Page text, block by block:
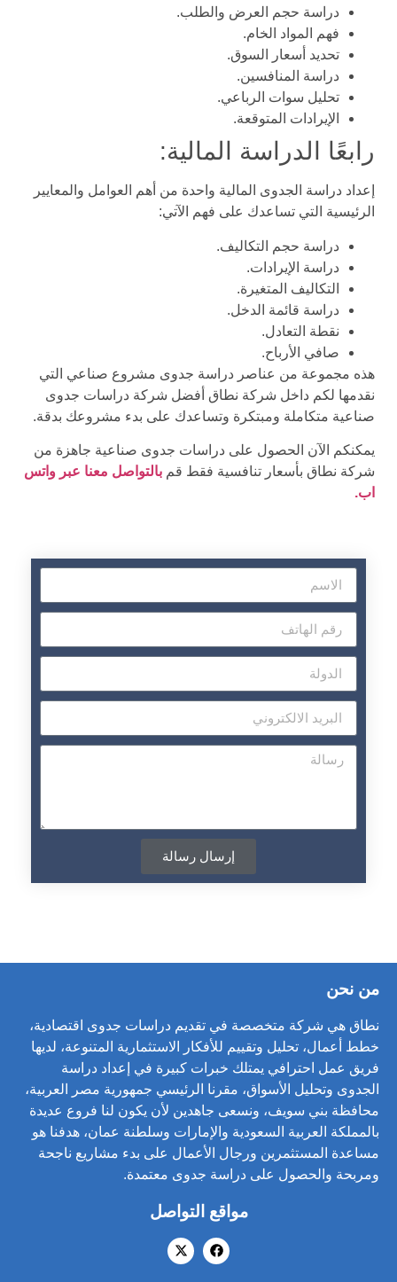
دراسة حجم العرض والطلب.
فهم المواد الخام.
تحديد أسعار السوق.
دراسة المنافسين.
تحليل سوات الرباعي.
الإيرادات المتوقعة.
رابعًا الدراسة المالية:
إعداد دراسة الجدوى المالية واحدة من أهم العوامل والمعايير
الرئيسية التي تساعدك على فهم الآتي:
دراسة حجم التكاليف.
دراسة الإيرادات.
التكاليف المتغيرة.
دراسة قائمة الدخل.
نقطة التعادل.
صافي الأرباح.
هذه مجموعة من عناصر دراسة جدوى مشروع صناعي التي
نقدمها لكم داخل شركة نطاق أفضل شركة دراسات جدوى
صناعية متكاملة ومبتكرة وتساعدك على بدء مشروعك بدقة.
يمكنكم الآن الحصول على دراسات جدوى صناعية جاهزة من
شركة نطاق بأسعار تنافسية فقط قم بالتواصل معنا عبر واتس
اب.
إرسال رسالة
من نحن
نطاق هي شركة متخصصة في تقديم دراسات جدوى اقتصادية،
خطط أعمال، تحليل وتقييم للأفكار الاستثمارية المتنوعة، لديها
فريق عمل احترافي يمتلك خبرات كبيرة في إعداد دراسة
الجدوى وتحليل الأسواق، مقرنا الرئيسي جمهورية مصر العربية،
محافظة بني سويف، ونسعى جاهدين لأن يكون لنا فروع عديدة
بالمملكة العربية السعودية والإمارات وسلطنة عمان، هدفنا هو
مساعدة المستثمرين ورجال الأعمال على بدء مشاريع ناجحة
ومربحة والحصول على دراسة جدوى معتمدة.
مواقع التواصل